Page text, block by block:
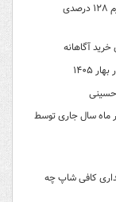
فریبِ «کاهش شتاب تورم» را نخورید؛ سفره کارگران با تورم ۱۲۸ درصدی
آگاهانه
حسینی
در تیر ماه سال جاری توسط
کافی شاپ چه